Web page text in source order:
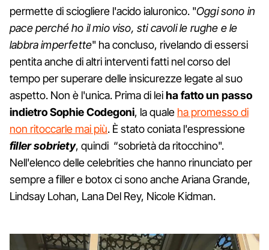
permette di sciogliere l'acido ialuronico. "Oggi sono in
pace perché ho il mio viso, sti cavoli le rughe e le
labbra imperfette" ha concluso, rivelando di essersi
pentita anche di altri interventi fatti nel corso del
tempo per superare delle insicurezze legate al suo
aspetto. Non è l'unica. Prima di leiha fatto un passo
indietro Sophie Codegoni, la quale ha promesso di
non ritoccarle mai più. È stato coniata l'espressione
filler sobriety, quindi “sobrietà da ritocchino".
Nell'elenco delle celebrities che hanno rinunciato per
sempre a filler e botox ci sono anche Ariana Grande,
Lindsay Lohan, Lana Del Rey, Nicole Kidman.